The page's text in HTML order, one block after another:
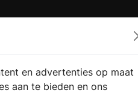
en advertenties op maat
aan te bieden en ons